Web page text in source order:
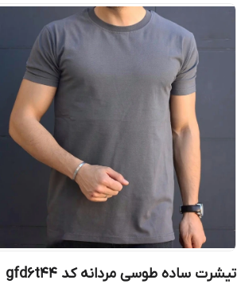
تیشرت ساده طوسی مردانه کد gfd6t44